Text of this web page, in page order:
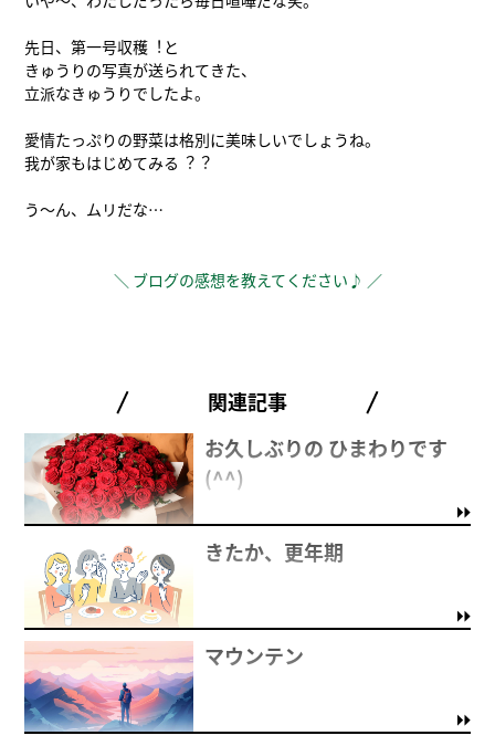
先日、第一号収穫︕と
きゅうりの写真が送られてきた、
立派なきゅうりでしたよ。
愛情たっぷりの野菜は格別に美味しいでしょうね。
我が家もはじめてみる︖︖
う～ん、ムリだな…
＼ ブログの感想を教えてください♪ ／
関連記事
お久しぶりの ひまわりです
(^^)
きたか、更年期
マウンテン